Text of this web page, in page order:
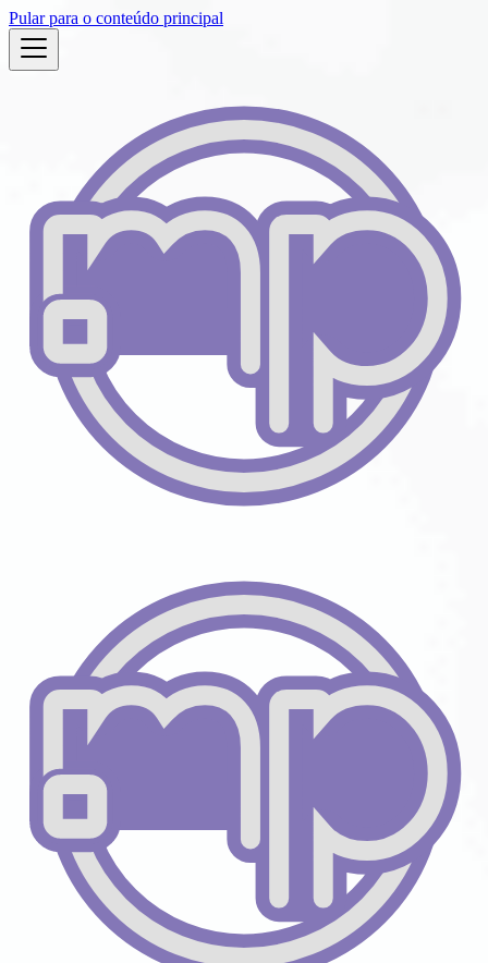
Pular para o conteúdo principal